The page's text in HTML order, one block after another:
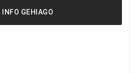
INFO GEHIAGO